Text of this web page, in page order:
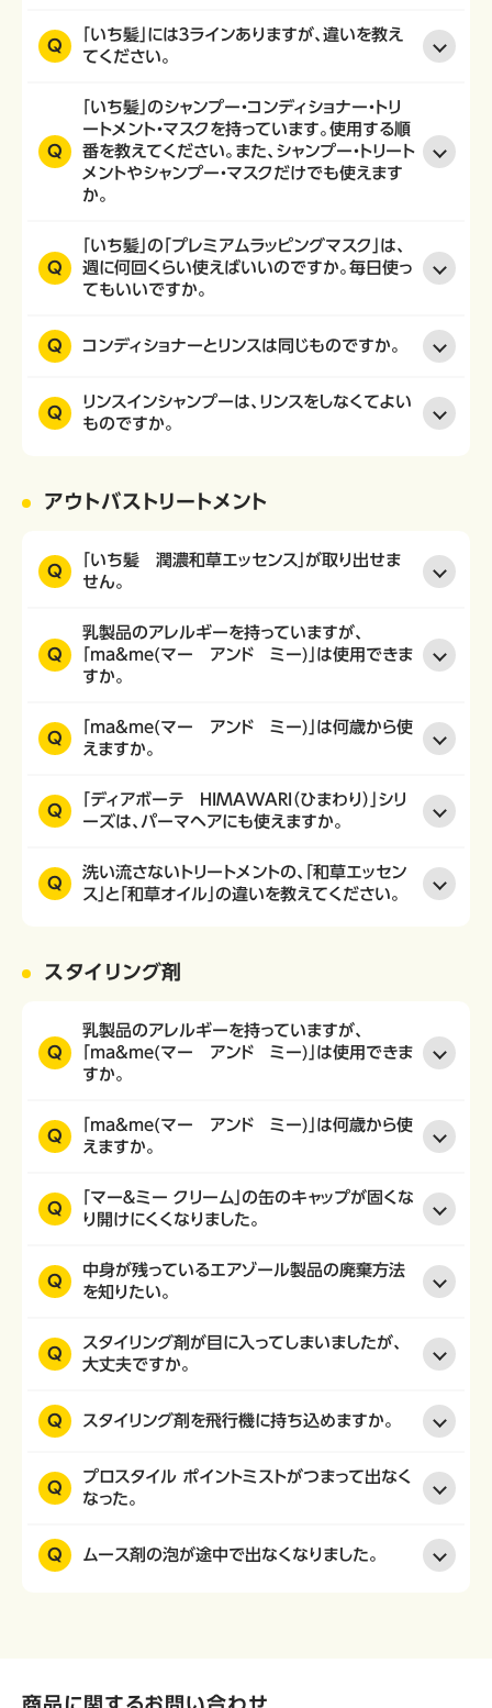
Q
「いち髪」には３ラインありますが、違いを教え
てください。
Q
「いち髪」のシャンプー・コンディショナー・トリ
ートメント・マスクを持っています。使用する順
番を教えてください。また、シャンプー・トリート
メントやシャンプー・マスクだけでも使えます
か。
Q
「いち髪」の「プレミアムラッピングマスク」は、
週に何回くらい使えばいいのですか。毎日使っ
てもいいですか。
Q コンディショナーとリンスは同じものですか。
Q
リンスインシャンプーは、リンスをしなくてよい
ものですか。
アウトバストリートメント
Q
「いち髪 潤濃和草エッセンス」が取り出せま
せん。
Q
乳製品のアレルギーを持っていますが、
「ma&me(マー アンド ミー)」は使用できま
すか。
Q
「ma&me(マー アンド ミー)」は何歳から使
えますか。
Q
「ディアボーテ HIMAWARI（ひまわり）」シリ
ーズは、パーマヘアにも使えますか。
Q
洗い流さないトリートメントの、「和草エッセン
ス」と「和草オイル」の違いを教えてください。
スタイリング剤
Q
乳製品のアレルギーを持っていますが、
「ma&me(マー アンド ミー)」は使用できま
すか。
Q
「ma&me(マー アンド ミー)」は何歳から使
えますか。
Q
「マー＆ミー クリーム」の缶のキャップが固くな
り開けにくくなりました。
Q
中身が残っているエアゾール製品の廃棄方法
を知りたい。
Q
スタイリング剤が目に入ってしまいましたが、
大丈夫ですか。
Q スタイリング剤を飛行機に持ち込めますか。
Q
プロスタイル ポイントミストがつまって出なく
なった。
Q ムース剤の泡が途中で出なくなりました。
商品に関するお問い合わせ